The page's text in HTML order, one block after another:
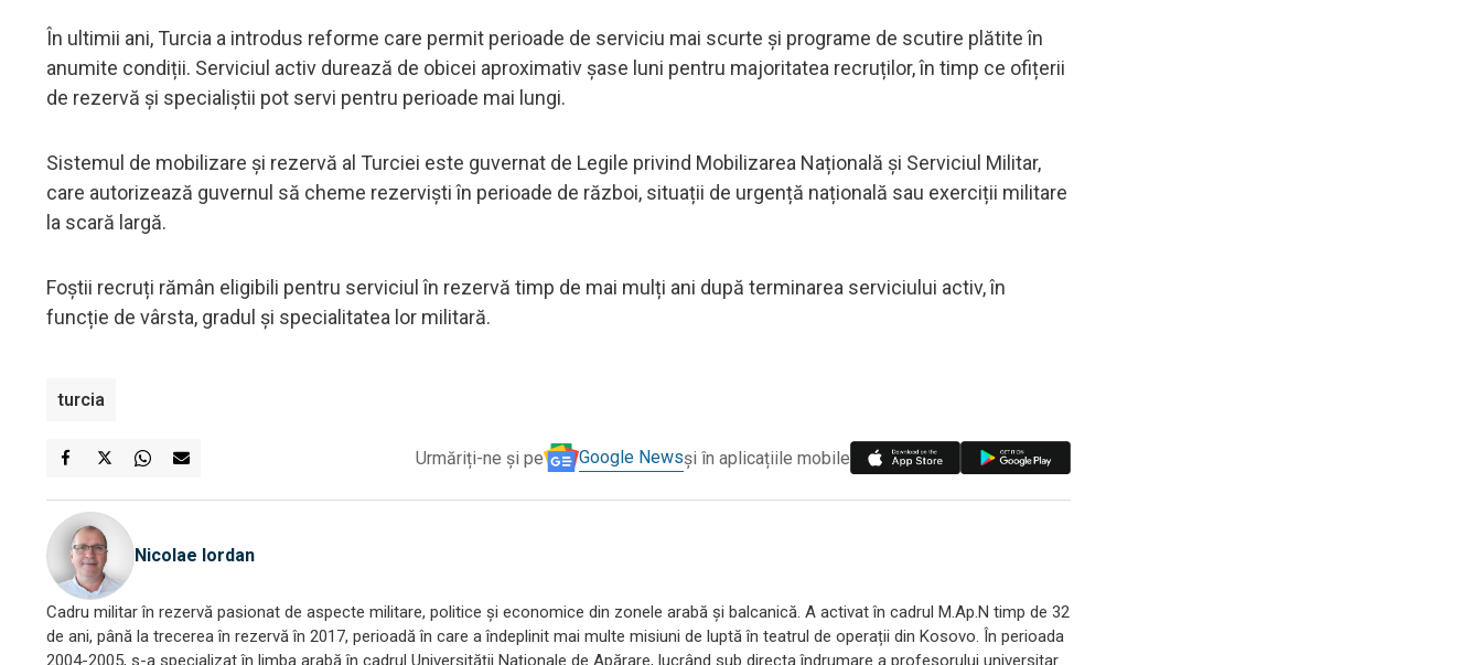
În ultimii ani, Turcia a introdus reforme care permit perioade de serviciu mai scurte și programe de scutire plătite în
anumite condiții. Serviciul activ durează de obicei aproximativ șase luni pentru majoritatea recruților, în timp ce ofițerii
de rezervă și specialiștii pot servi pentru perioade mai lungi.
Sistemul de mobilizare și rezervă al Turciei este guvernat de Legile privind Mobilizarea Națională și Serviciul Militar,
care autorizează guvernul să cheme rezerviști în perioade de război, situații de urgență națională sau exerciții militare
la scară largă.
Foștii recruți rămân eligibili pentru serviciul în rezervă timp de mai mulți ani după terminarea serviciului activ, în
funcție de vârsta, gradul și specialitatea lor militară.
turcia
Urmăriți-ne și pe Google Newsși în aplicațiile mobile
Nicolae Iordan
Cadru militar în rezervă pasionat de aspecte militare, politice și economice din zonele arabă și balcanică. A activat în cadrul M.Ap.N timp de 32
de ani, până la trecerea în rezervă în 2017, perioadă în care a îndeplinit mai multe misiuni de luptă în teatrul de operații din Kosovo. În perioada
2004-2005, s-a specializat în limba arabă în cadrul Universității Naționale de Apărare, lucrând sub directa îndrumare a profesorului universitar